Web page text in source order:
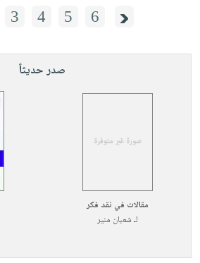
3 4 5 6
صدر حديثاً
مقالات في نقد فكر
لـشعبان منير